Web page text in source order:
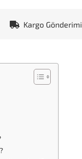
Kargo Gönderimi